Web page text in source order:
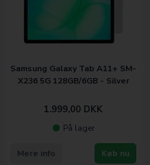
Samsung Galaxy Tab A11+ SM-
X236 5G 128GB/6GB - Silver
1.999,00 DKK
På lager
Køb nu
Mere info